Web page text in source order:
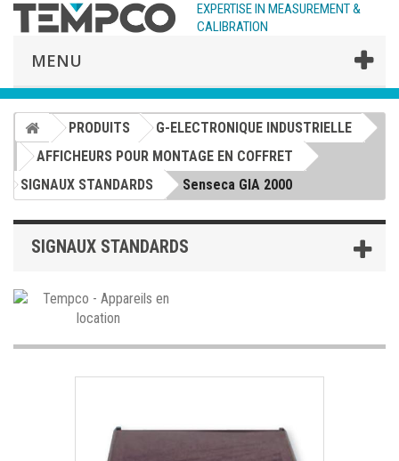
EXPERTISE IN MEASUREMENT &
CALIBRATION
MENU
PRODUITS
G-ELECTRONIQUE INDUSTRIELLE
AFFICHEURS POUR MONTAGE EN COFFRET
SIGNAUX STANDARDS
Senseca GIA 2000
SIGNAUX STANDARDS